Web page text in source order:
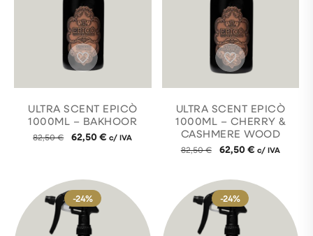
ULTRA SCENT EPICÒ
1000ML – BAKHOOR
82,50€ 62,50€ c/ IVA
ULTRA SCENT EPICÒ
1000ML – CHERRY &
CASHMERE WOOD
82,50€ 62,50€ c/ IVA
-24% -24%